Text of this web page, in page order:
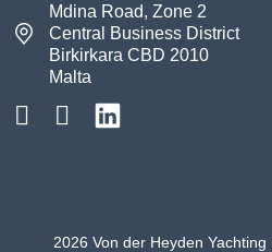
Mdina Road, Zone 2
Central Business District
Birkirkara CBD 2010
Malta
2026 Von der Heyden